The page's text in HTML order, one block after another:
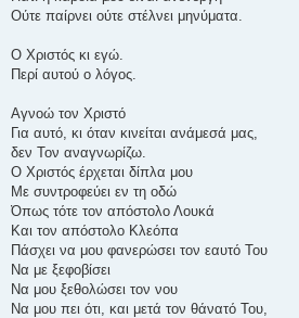
Ούτε παίρνει ούτε στέλνει μηνύματα.
Ο Χριστός κι εγώ.
Περί αυτού ο λόγος.
Αγνοώ τον Χριστό
Για αυτό, κι όταν κινείται ανάμεσά μας,
δεν Τον αναγνωρίζω.
Ο Χριστός έρχεται δίπλα μου
Με συντροφεύει εν τη οδώ
Όπως τότε τον απόστολο Λουκά
Και τον απόστολο Κλεόπα
Πάσχει να μου φανερώσει τον εαυτό Του
Να με ξεφοβίσει
Να μου ξεθολώσει τον νου
Να μου πει ότι, και μετά τον θάνατό Του,